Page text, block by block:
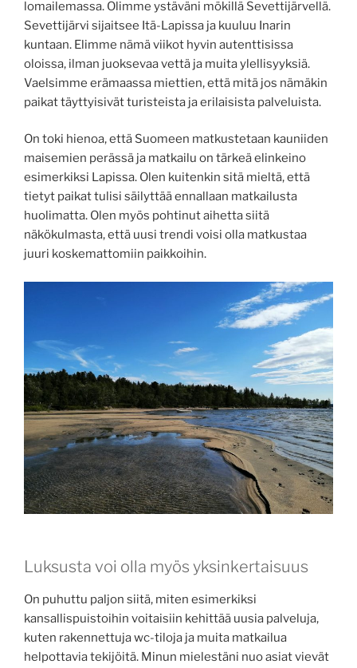
lomailemassa. Olimme ystäväni mökillä Sevettijärvellä.
Sevettijärvi sijaitsee Itä-Lapissa ja kuuluu Inarin
kuntaan. Elimme nämä viikot hyvin autenttisissa
oloissa, ilman juoksevaa vettä ja muita ylellisyyksiä.
Vaelsimme erämaassa miettien, että mitä jos nämäkin
paikat täyttyisivät turisteista ja erilaisista palveluista.
On toki hienoa, että Suomeen matkustetaan kauniiden
maisemien perässä ja matkailu on tärkeä elinkeino
esimerkiksi Lapissa. Olen kuitenkin sitä mieltä, että
tietyt paikat tulisi säilyttää ennallaan matkailusta
huolimatta. Olen myös pohtinut aihetta siitä
näkökulmasta, että uusi trendi voisi olla matkustaa
juuri koskemattomiin paikkoihin.
Luksusta voi olla myös yksinkertaisuus
On puhuttu paljon siitä, miten esimerkiksi
kansallispuistoihin voitaisiin kehittää uusia palveluja,
kuten rakennettuja wc-tiloja ja muita matkailua
helpottavia tekijöitä. Minun mielestäni nuo asiat vievät